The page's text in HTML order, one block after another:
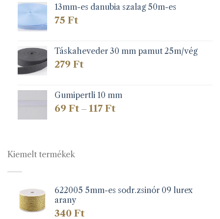
13mm-es danubia szalag 50m-es
75 Ft
Táskaheveder 30 mm pamut 25m/vég
279 Ft
Gumipertli 10 mm
69 Ft – 117 FtÁrtartomány:
Kiemelt termékek
622005 5mm-es sodr.zsinór 09 lurex
arany
340 Ft